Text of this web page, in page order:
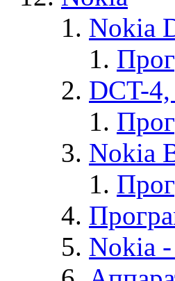
Nokia
DCT-
Nokia
Nokia